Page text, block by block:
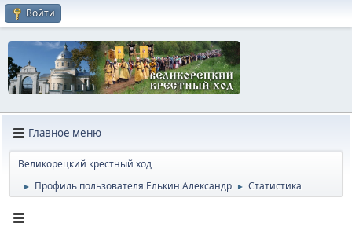
Войти
Главное меню
Великорецкий крестный ход
► Профиль пользователя Елькин Александр ► Статистика